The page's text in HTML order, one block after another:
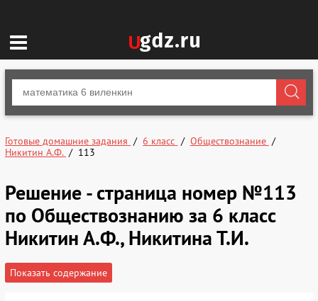
Готовые домашние задания 6 класс
Обществознание
Никитин А.Ф.
113
Решение - страница номер №113
по Обществознанию за 6 класс
Никитин А.Ф., Никитина Т.И.
Показать содержание